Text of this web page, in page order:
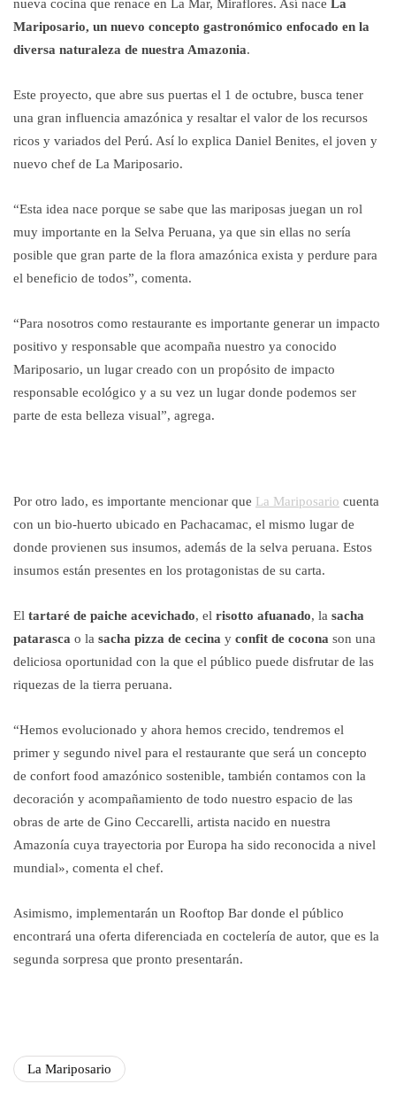
nueva cocina que renace en La Mar, Miraflores. Así nace La
Mariposario, un nuevo concepto gastronómico enfocado en la
diversa naturaleza de nuestra Amazonia.
Este proyecto, que abre sus puertas el 1 de octubre, busca tener
una gran influencia amazónica y resaltar el valor de los recursos
ricos y variados del Perú. Así lo explica Daniel Benites, el joven y
nuevo chef de La Mariposario.
“Esta idea nace porque se sabe que las mariposas juegan un rol
muy importante en la Selva Peruana, ya que sin ellas no sería
posible que gran parte de la flora amazónica exista y perdure para
el beneficio de todos”, comenta.
“Para nosotros como restaurante es importante generar un impacto
positivo y responsable que acompaña nuestro ya conocido
Mariposario, un lugar creado con un propósito de impacto
responsable ecológico y a su vez un lugar donde podemos ser
parte de esta belleza visual”, agrega.
Por otro lado, es importante mencionar que La Mariposario cuenta
con un bio-huerto ubicado en Pachacamac, el mismo lugar de
donde provienen sus insumos, además de la selva peruana. Estos
insumos están presentes en los protagonistas de su carta.
El tartaré de paiche acevichado, el risotto afuanado, la sacha
patarasca o la sacha pizza de cecina y confit de cocona son una
deliciosa oportunidad con la que el público puede disfrutar de las
riquezas de la tierra peruana.
“Hemos evolucionado y ahora hemos crecido, tendremos el
primer y segundo nivel para el restaurante que será un concepto
de confort food amazónico sostenible, también contamos con la
decoración y acompañamiento de todo nuestro espacio de las
obras de arte de Gino Ceccarelli, artista nacido en nuestra
Amazonía cuya trayectoria por Europa ha sido reconocida a nivel
mundial», comenta el chef.
Asimismo, implementarán un Rooftop Bar donde el público
encontrará una oferta diferenciada en coctelería de autor, que es la
segunda sorpresa que pronto presentarán.
La Mariposario